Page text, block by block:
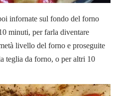
infornate sul fondo del forno
minuti, per farla diventare
livello del forno e proseguite
teglia da forno, o per altri 10